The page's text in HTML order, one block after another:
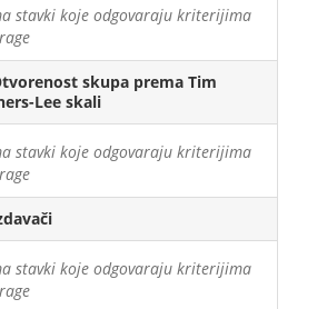
stavki koje odgovaraju kriterijima
skupa prema Tim
Lee skali
stavki koje odgovaraju kriterijima
stavki koje odgovaraju kriterijima